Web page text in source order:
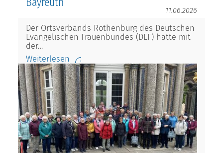
Bayreuth
11.06.2026
Der Ortsverbands Rothenburg des Deutschen
Evangelischen Frauenbundes (DEF) hatte mit
der…
Weiterlesen